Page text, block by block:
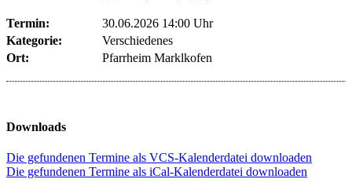
Termin:
30.06.2026 14:00 Uhr
Kategorie:
Verschiedenes
Ort:
Pfarrheim Marklkofen
Downloads
Die gefundenen Termine als VCS-Kalenderdatei downloaden
Die gefundenen Termine als iCal-Kalenderdatei downloaden